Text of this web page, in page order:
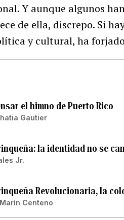
Y aunque algunos
de ella, discrepo. Si
y cultural, ha
el himno de Puerto Rico
Gautier
la identidad no se
Jr.
Revolucionaria, la
Centeno